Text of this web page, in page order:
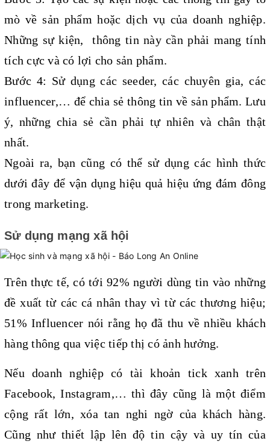
mò về sản phẩm hoặc dịch vụ của doanh nghiệp.
Những sự kiện,  thông tin này cần phải mang tính
tích cực và có lợi cho sản phẩm.
Bước 4: Sử dụng các seeder, các chuyên gia, các
influencer,… để chia sẻ thông tin về sản phẩm. Lưu
ý, những chia sẻ cần phải tự nhiên và chân thật
nhất.
Ngoài ra, bạn cũng có thể sử dụng các hình thức
dưới đây để vận dụng hiệu quả hiệu ứng đám đông
trong marketing.
Sử dụng mạng xã hội
Trên thực tế, có tới 92% người dùng tin vào những
đề xuất từ các cá nhân thay vì từ các thương hiệu;
51% Influencer nói rằng họ đã thu về nhiều khách
hàng thông qua việc tiếp thị có ảnh hưởng.
Nếu doanh nghiệp có tài khoản tick xanh trên
Facebook, Instagram,… thì đây cũng là một điểm
cộng rất lớn, xóa tan nghi ngờ của khách hàng.
Cũng như thiết lập lên độ tin cậy và uy tín của